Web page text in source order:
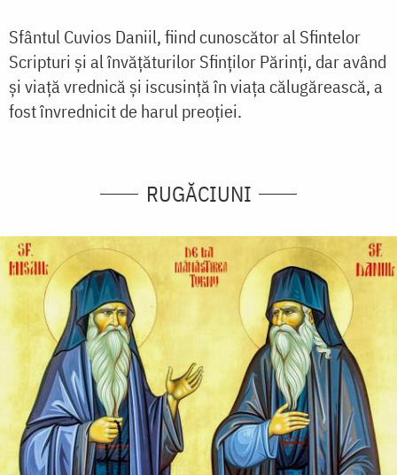
Sfântul Cuvios Daniil, fiind cunoscător al Sfintelor
Scripturi şi al învăţăturilor Sfinţilor Părinţi, dar având
şi viaţă vrednică şi iscusinţă în viaţa călugărească, a
fost învrednicit de harul preoţiei.
RUGĂCIUNI